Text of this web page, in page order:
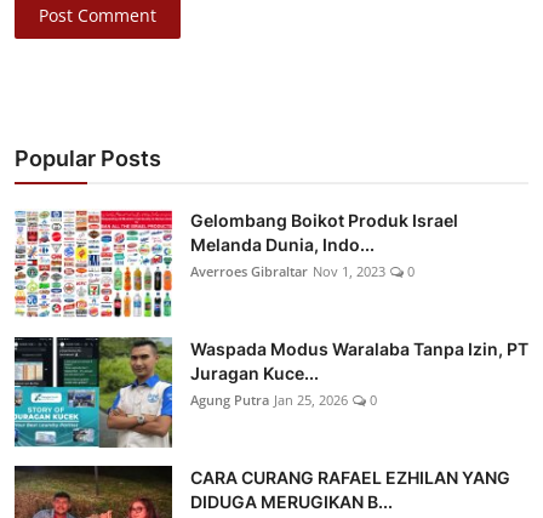
Post Comment
Popular Posts
Gelombang Boikot Produk Israel
Melanda Dunia, Indo...
Averroes Gibraltar Nov 1, 2023 0
Waspada Modus Waralaba Tanpa Izin, PT
Juragan Kuce...
Agung Putra Jan 25, 2026 0
CARA CURANG RAFAEL EZHILAN YANG
DIDUGA MERUGIKAN B...